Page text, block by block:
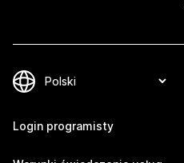
Login programisty